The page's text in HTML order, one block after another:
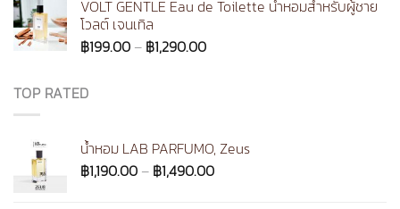
฿199.00
฿1,290.00
VOLT GENTLE Eau de Toilette น้ำหอมสำหรับผู้ชาย
โวลต์ เจนเทิล
฿199.00 – ฿1,290.00Price
TOP RATED
น้ำหอม LAB PARFUMO, Zeus
฿1,190.00 – ฿1,490.00Price